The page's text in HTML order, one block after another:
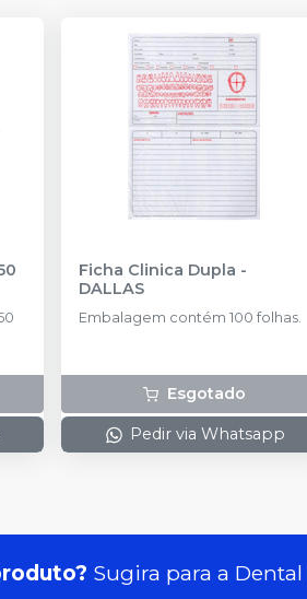
Ficha Clinica Dupla -
DALLAS
Embalagem contém 100 folhas.
Esgotado
Pedir via Whatsapp
Sugira para a